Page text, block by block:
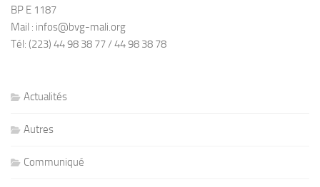
BP E 1187
Mail : infos@bvg-mali.org
Tél: (223) 44 98 38 77 / 44 98 38 78
Actualités
Autres
Communiqué